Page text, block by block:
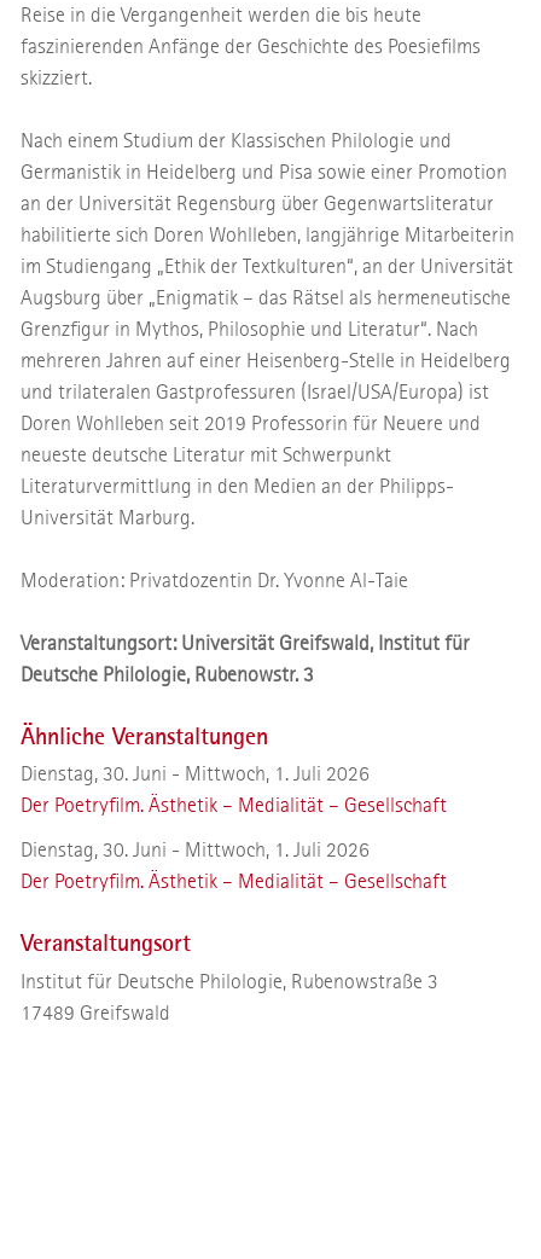
Reise in die Vergangenheit werden die bis heute
faszinierenden Anfänge der Geschichte des Poesiefilms
skizziert.
Nach einem Studium der Klassischen Philologie und
Germanistik in Heidelberg und Pisa sowie einer Promotion
an der Universität Regensburg über Gegenwartsliteratur
habilitierte sich Doren Wohlleben, langjährige Mitarbeiterin
im Studiengang „Ethik der Textkulturen“, an der Universität
Augsburg über „Enigmatik – das Rätsel als hermeneutische
Grenzfigur in Mythos, Philosophie und Literatur“. Nach
mehreren Jahren auf einer Heisenberg-Stelle in Heidelberg
und trilateralen Gastprofessuren (Israel/USA/Europa) ist
Doren Wohlleben seit 2019 Professorin für Neuere und
neueste deutsche Literatur mit Schwerpunkt
Literaturvermittlung in den Medien an der Philipps-
Universität Marburg.
Moderation: Privatdozentin Dr. Yvonne Al-Taie
Veranstaltungsort: Universität Greifswald, Institut für
Deutsche Philologie, Rubenowstr. 3
Ähnliche Veranstaltungen
Dienstag, 30. Juni - Mittwoch, 1. Juli 2026
Der Poetryfilm. Ästhetik – Medialität – Gesellschaft
Dienstag, 30. Juni - Mittwoch, 1. Juli 2026
Der Poetryfilm. Ästhetik – Medialität – Gesellschaft
Veranstaltungsort
Institut für Deutsche Philologie, Rubenowstraße 3
17489 Greifswald